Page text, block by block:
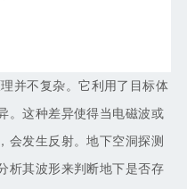
并不复杂。它利用了目标体
。这种差异使得当电磁波或
会发生反射。地下空洞探测
析其波形来判断地下是否存